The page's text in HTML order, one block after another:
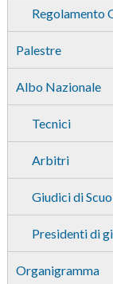
Regolamento
Palestre
Albo Nazionale
Tecnici
Arbitri
Giudici di
Presidenti di
Organigramma